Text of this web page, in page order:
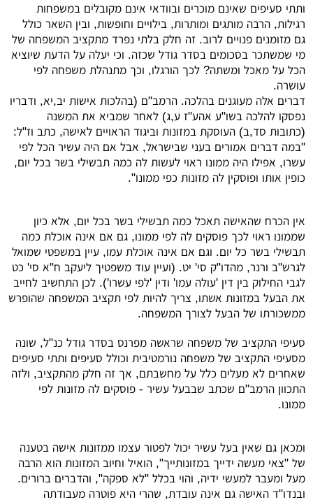
ותתי סעיפים שאינם מוכרים ובוודאי אינם מקובלים במשפחות
רגילות, הרבה מותגים ומותרות, בילויים וחופשות, ובין השאר כולל
גם מזומנים פנויים לרוב. זה חלק בלתי נפרד מתקציב המשפחה של
מי שמשתכר בסכומים בסדר גודל שכזה. וכי יעלה על הדעת שיוציא
הכל על מאכל ומשתה? לכך הורגלו, וכך מתנהלת משפחה לפי
עושרה.
דברים אלה מעוגנים בהלכה. הרמב"ם (בהלכות אישות יב,יא, ודבריו
נפסקו להלכה בשו"ע אהע"ז ע,ג) לאחר שמביא את המשנה
(כתובות סד,ב) העוסקת במזונות וביגוד הראויים לאישה, כתב וז"ל:
"במה דברים אמורים בעני שבישראל, אבל אם היה עשיר הכל לפי
עשרו, אפילו היה ממונו ראוי לעשות לה כמה תבשילי בשר בכל יום,
כופין אותו ופוסקין לה מזונות כפי ממונו".
אין הכרח שהאישה תאכל כמה תבשילי בשר בכל יום, אלא כיון
שממונו ראוי לכך פוסקים לה לפי ממונו, גם אם אינה אוכלת כמה
תבשילי בשר כל יום. וגם אם אינה אוכלת עמו, עיין במשפטי שמואל
לגרש"ב ורנר, מהדו"ק סי' יט. (ועיין עוד משפטיך ליעקב ח"א סי' כט
לגבי החילוק בין דין 'עולה עמו' ודין 'לפי עשרו'). לכן התחשיב לחייב
את הבעל במזונות אשתו, צריך להיות לפי תקציב המשפחה שהופרש
ממשכורתו של הבעל לצורך המשפחה.
סעיפי התקציב של משפחה שראשה מפרנס בסדר גודל כנ"ל, שונה
מסעיפי התקציב של משפחה נורמטיבית וכולל סעיפים ותתי סעיפים
שאחרים לא מעלים כלל על מחשבתם, אך זה חלק מהתקציב, ולזה
התכוון הרמב"ם שכתב שבבעל עשיר - פוסקים לה מזונות לפי
ממונו.
ומכאן גם שאין בעל עשיר יכול לפטור עצמו ממזונות אישה בטענה
של "צאי מעשה ידייך במזונותייך", הואיל וחיוב המזונות הוא הרבה
מעל ומעבר למעשי ידיה, והוי בכלל "לא ספקה", והדברים ברורים.
ובנדו"ד האישה גם אינה עובדת, שהרי היא פוטרה מעבודתה